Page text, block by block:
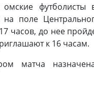
футболисты
поле
часов, до нее
к 16 часам.
матча